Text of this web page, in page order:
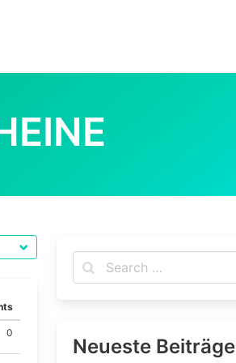
0
Neueste Beiträge